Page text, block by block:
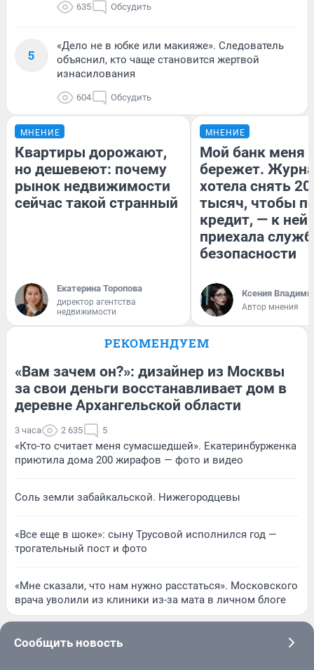
635 Обсудить
5
«Дело не в юбке или макияже». Следователь
объяснил, кто чаще становится жертвой
изнасилования
604 Обсудить
МНЕНИЕ
Квартиры дорожают,
но дешевеют: почему
рынок недвижимости
сейчас такой странный
Екатерина Торопова
директор агентства
недвижимости
МНЕНИЕ
Мой банк меня
бережет.
хотела снять
тысяч, чтобы
кредит, — к
приехала
безопасности
Ксения
Автор мнения
РЕКОМЕНДУЕМ
«Вам зачем он?»: дизайнер из Москвы
за свои деньги восстанавливает дом в
деревне Архангельской области
3 часа 2 635 5
«Кто-то считает меня сумасшедшей». Екатеринбурженка
приютила дома 200 жирафов — фото и видео
Соль земли забайкальской. Нижегородцевы
«Все еще в шоке»: сыну Трусовой исполнился год —
трогательный пост и фото
«Мне сказали, что нам нужно расстаться». Московского
врача уволили из клиники из-за мата в личном блоге
Сообщить новость